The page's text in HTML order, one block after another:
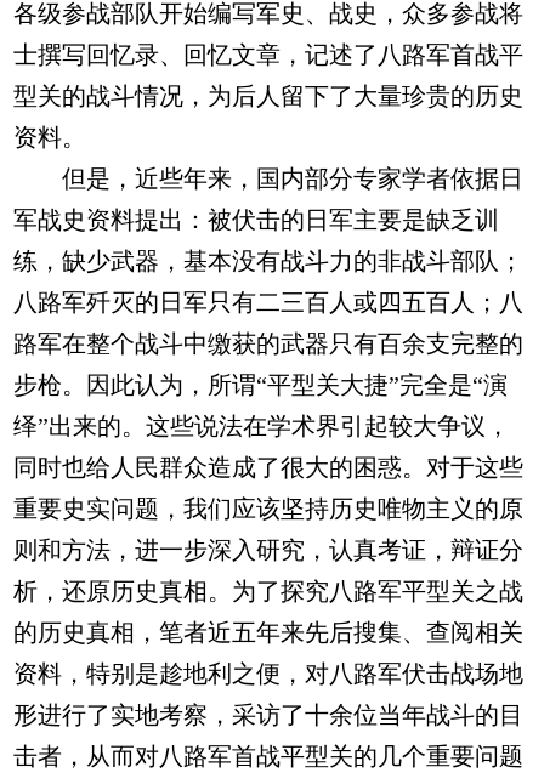
各级参战部队开始编写军史、战史，众多参战将
士撰写回忆录、回忆文章，记述了八路军首战平
型关的战斗情况，为后人留下了大量珍贵的历史
资料。
但是，近些年来，国内部分专家学者依据日
军战史资料提出：被伏击的日军主要是缺乏训
练，缺少武器，基本没有战斗力的非战斗部队；
八路军歼灭的日军只有二三百人或四五百人；八
路军在整个战斗中缴获的武器只有百余支完整的
步枪。因此认为，所谓“平型关大捷”完全是“演
绎”出来的。这些说法在学术界引起较大争议，
同时也给人民群众造成了很大的困惑。对于这些
重要史实问题，我们应该坚持历史唯物主义的原
则和方法，进一步深入研究，认真考证，辩证分
析，还原历史真相。为了探究八路军平型关之战
的历史真相，笔者近五年来先后搜集、查阅相关
资料，特别是趁地利之便，对八路军伏击战场地
形进行了实地考察，采访了十余位当年战斗的目
击者，从而对八路军首战平型关的几个重要问题